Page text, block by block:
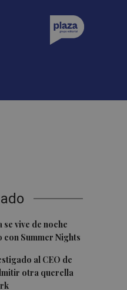
vive de noche
con Summer Nights
al CEO de
otra querella